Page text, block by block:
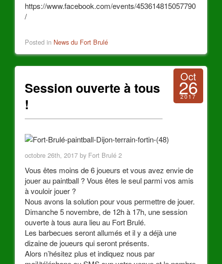
https://www.facebook.com/events/453614815057790
/
Posted in News du Fort Brulé
Session ouverte à tous
!
Oct
26
2017
octobre 26th, 2017 by Fort Brulé 2
Vous êtes moins de 6 joueurs et vous avez envie de
jouer au paintball ? Vous êtes le seul parmi vos amis
à vouloir jouer ?
Nous avons la solution pour vous permettre de jouer.
Dimanche 5 novembre, de 12h à 17h, une session
ouverte à tous aura lieu au Fort Brulé.
Les barbecues seront allumés et il y a déjà une
dizaine de joueurs qui seront présents.
Alors n’hésitez plus et indiquez nous par